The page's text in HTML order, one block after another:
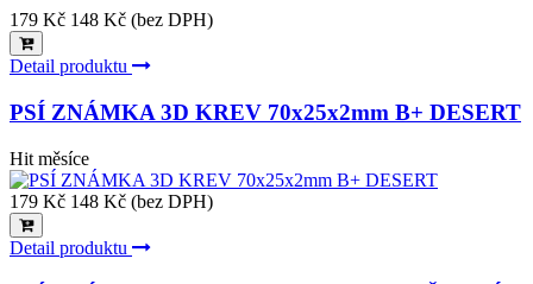
179 Kč 148 Kč (bez DPH)
Detail produktu
PSÍ ZNÁMKA 3D KREV 70x25x2mm B+ DESERT
Hit měsíce
179 Kč 148 Kč (bez DPH)
Detail produktu